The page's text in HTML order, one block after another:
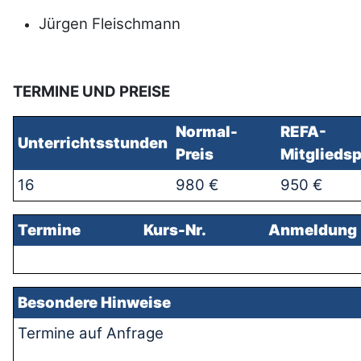
Jürgen Fleischmann
TERMINE UND PREISE
Unterrichtsstunden
Normal-
Preis
REFA-
16
980 € 950 €
Termine Kurs-Nr. Anmeldung
Besondere Hinweise
Termine auf Anfrage